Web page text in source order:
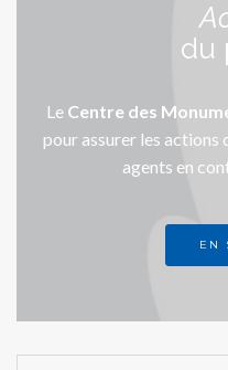
du
Le Centre des
pour assurer les
agents en
EN